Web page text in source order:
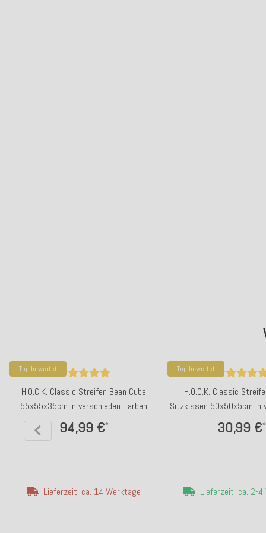
Top bewertet
H.O.C.K. Classic Streifen Bean Cube
55x55x35cm in verschieden Farben
94,99 €*
Lieferzeit: ca. 14 Werktage
Top bewertet
H.O.C.K. Classic
Sitzkissen 50x50x5cm in
Farben
30,99 €*
Lieferzeit: ca. 2-4